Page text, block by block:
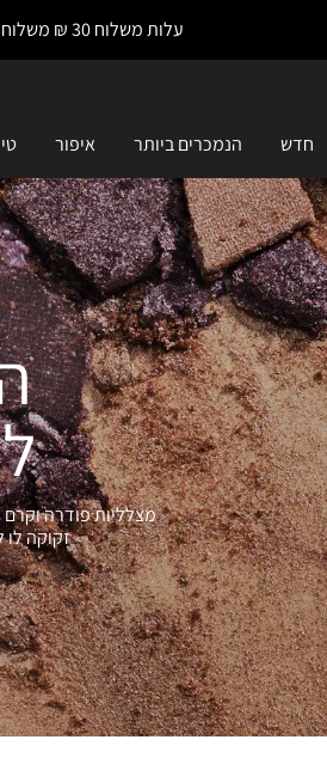
עלות משלוח 30 ₪ משלוח חינם ברכישה ב-249 ₪ ומעלה -
חדש הנמכרים ביותר איפור
מצלליות פודרה וקרם
זקוקה